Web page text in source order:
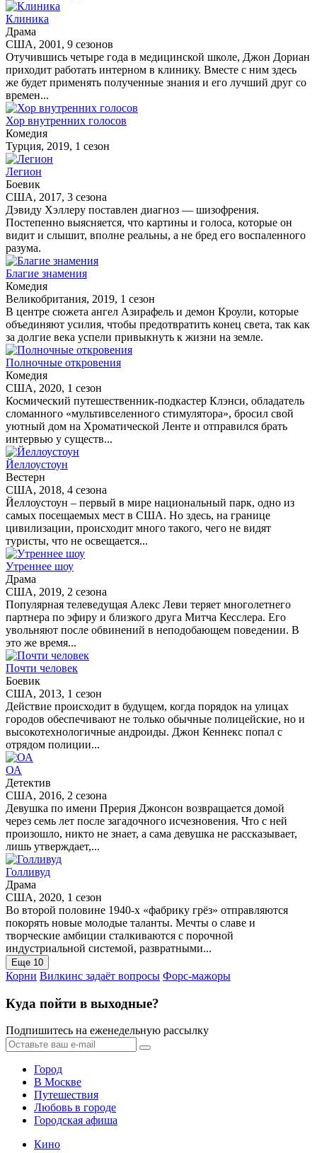
Клиника
Драма
США, 2001, 9 сезонов
Отучившись четыре года в медицинской школе, Джон Дориан
приходит работать интерном в клинику. Вместе с ним здесь
же будет применять полученные знания и его лучший друг со
времен...
Хор внутренних голосов
Комедия
Турция, 2019, 1 сезон
Легион
Боевик
США, 2017, 3 сезона
Дэвиду Хэллеру поставлен диагноз — шизофрения.
Постепенно выясняется, что картины и голоса, которые он
видит и слышит, вполне реальны, а не бред его воспаленного
разума.
Благие знамения
Комедия
Великобритания, 2019, 1 сезон
В центре сюжета ангел Азирафель и демон Кроули, которые
объединяют усилия, чтобы предотвратить конец света, так как
за долгие века успели привыкнуть к жизни на земле.
Полночные откровения
Комедия
США, 2020, 1 сезон
Космический путешественник-подкастер Клэнси, обладатель
сломанного «мультивселенного стимулятора», бросил свой
уютный дом на Хроматической Ленте и отправился брать
интервью у существ...
Йеллоустоун
Вестерн
США, 2018, 4 сезона
Йеллоустоун – первый в мире национальный парк, одно из
самых посещаемых мест в США. Но здесь, на границе
цивилизации, происходит много такого, чего не видят
туристы, что не освещается...
Утреннее шоу
Драма
США, 2019, 2 сезона
Популярная телеведущая Алекс Леви теряет многолетнего
партнера по эфиру и близкого друга Митча Кесслера. Его
увольняют после обвинений в неподобающем поведении. В
это же время...
Почти человек
Боевик
США, 2013, 1 сезон
Действие происходит в будущем, когда порядок на улицах
городов обеспечивают не только обычные полицейские, но и
высокотехнологичные андроиды. Джон Кеннекс попал с
отрядом полиции...
ОА
Детектив
США, 2016, 2 сезона
Девушка по имени Прерия Джонсон возвращается домой
через семь лет после загадочного исчезновения. Что с ней
произошло, никто не знает, а сама девушка не рассказывает,
лишь утверждает,...
Голливуд
Драма
США, 2020, 1 сезон
Во второй половине 1940-х «фабрику грёз» отправляются
покорять новые молодые таланты. Мечты о славе и
творческие амбиции сталкиваются с порочной
индустриальной системой, развратными...
Еще 10
Корни Вилкинс задаёт вопросы Форс-мажоры
Куда пойти в выходные?
Подпишитесь на еженедельную рассылку
Город
В Москве
Путешествия
Любовь в городе
Городская афиша
Кино